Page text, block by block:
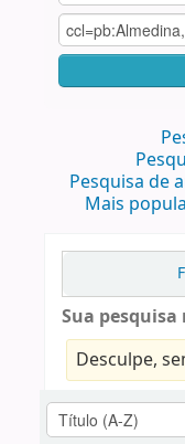
Pesquisa de
Mais
Sua
Desculpe,